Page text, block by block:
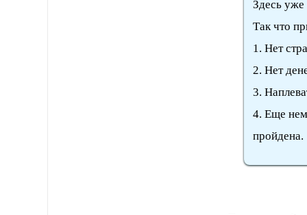
Здесь
Так что
1. Нет
2. Нет
3.
4. Еще
пройдена.